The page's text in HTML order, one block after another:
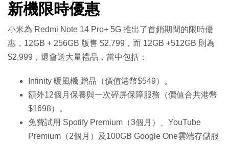
新機限時優惠
小米為 Redmi Note 14 Pro+ 5G 推出了首銷期間的限時優
惠，12GB + 256GB 版售 $2,799，而 12GB +512GB 則為
$2,999，還會送大量禮品，當中包括：
Infinity 暖風機 贈品（價值港幣$549）。
額外12個月保養與一次碎屏保障服務（價值合共港幣
$1698）。
免費試用 Spotify Premium（3個月）、YouTube
Premium（2個月）及100GB Google One雲端存儲服